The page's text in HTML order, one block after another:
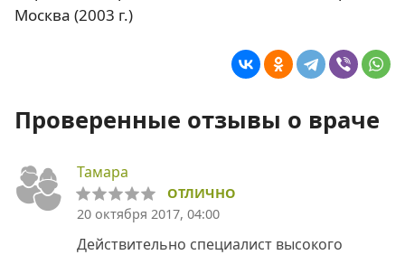
Москва (2003 г.)
Проверенные отзывы о враче
Тамара
ОТЛИЧНО
20 октября 2017, 04:00
Действительно специалист высокого